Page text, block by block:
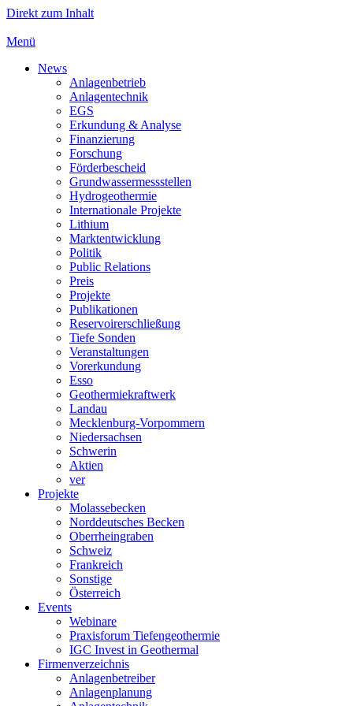
Direkt zum Inhalt
Menü
News
Anlagenbetrieb
Anlagentechnik
EGS
Erkundung & Analyse
Finanzierung
Forschung
Förderbescheid
Grundwassermessstellen
Hydrogeothermie
Internationale Projekte
Lithium
Marktentwicklung
Politik
Public Relations
Preis
Projekte
Publikationen
Reservoirerschließung
Tiefe Sonden
Veranstaltungen
Vorerkundung
Esso
Geothermiekraftwerk
Landau
Mecklenburg-Vorpommern
Niedersachsen
Schwerin
Aktien
ver
Projekte
Molassebecken
Norddeutsches Becken
Oberrheingraben
Schweiz
Frankreich
Sonstige
Österreich
Events
Webinare
Praxisforum Tiefengeothermie
IGC Invest in Geothermal
Firmenverzeichnis
Anlagenbetreiber
Anlagenplanung